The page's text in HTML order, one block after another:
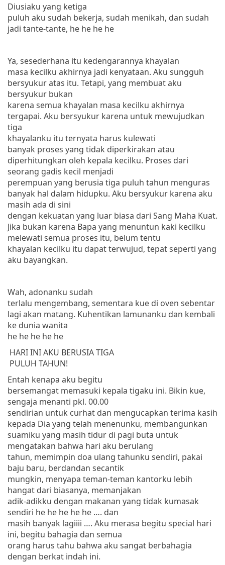
Diusiaku yang ketiga
puluh aku sudah bekerja, sudah menikah, dan sudah
jadi tante-tante, he he he he
Ya, sesederhana itu kedengarannya khayalan
masa kecilku akhirnya jadi kenyataan. Aku sungguh
bersyukur atas itu. Tetapi, yang membuat aku
bersyukur bukan
karena semua khayalan masa kecilku akhirnya
tergapai. Aku bersyukur karena untuk mewujudkan
tiga
khayalanku itu ternyata harus kulewati
banyak proses yang tidak diperkirakan atau
diperhitungkan oleh kepala kecilku. Proses dari
seorang gadis kecil menjadi
perempuan yang berusia tiga puluh tahun menguras
banyak hal dalam hidupku. Aku bersyukur karena aku
masih ada di sini
dengan kekuatan yang luar biasa dari Sang Maha Kuat.
Jika bukan karena Bapa yang menuntun kaki kecilku
melewati semua proses itu, belum tentu
khayalan kecilku itu dapat terwujud, tepat seperti yang
aku bayangkan.
Wah, adonanku sudah
terlalu mengembang, sementara kue di oven sebentar
lagi akan matang. Kuhentikan lamunanku dan kembali
ke dunia wanita
he he he he he
HARI INI AKU BERUSIA TIGA
PULUH TAHUN!
Entah kenapa aku begitu
bersemangat memasuki kepala tigaku ini. Bikin kue,
sengaja menanti pkl. 00.00
sendirian untuk curhat dan mengucapkan terima kasih
kepada Dia yang telah menenunku, membangunkan
suamiku yang masih tidur di pagi buta untuk
mengatakan bahwa hari aku berulang
tahun, memimpin doa ulang tahunku sendiri, pakai
baju baru, berdandan secantik
mungkin, menyapa teman-teman kantorku lebih
hangat dari biasanya, memanjakan
adik-adikku dengan makanan yang tidak kumasak
sendiri he he he he he …. dan
masih banyak lagiiii …. Aku merasa begitu special hari
ini, begitu bahagia dan semua
orang harus tahu bahwa aku sangat berbahagia
dengan berkat indah ini.